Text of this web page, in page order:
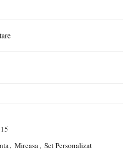
, Mireasa , Set Personalizat